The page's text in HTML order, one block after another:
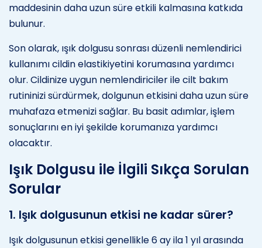
maddesinin daha uzun süre etkili kalmasına katkıda
bulunur.
Son olarak, ışık dolgusu sonrası düzenli nemlendirici
kullanımı cildin elastikiyetini korumasına yardımcı
olur. Cildinize uygun nemlendiriciler ile cilt bakım
rutininizi sürdürmek, dolgunun etkisini daha uzun süre
muhafaza etmenizi sağlar. Bu basit adımlar, işlem
sonuçlarını en iyi şekilde korumanıza yardımcı
olacaktır.
Işık Dolgusu ile İlgili Sıkça Sorulan
Sorular
1. Işık dolgusunun etkisi ne kadar sürer?
Işık dolgusunun etkisi genellikle 6 ay ila 1 yıl arasında